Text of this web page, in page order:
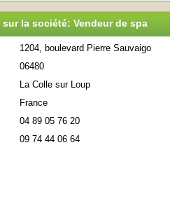
la société: Vendeur de spa
1204, boulevard Pierre Sauvaigo
06480
La Colle sur Loup
France
04 89 05 76 20
09 74 44 06 64